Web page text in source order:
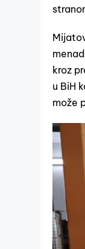
kroz
u BiH
može